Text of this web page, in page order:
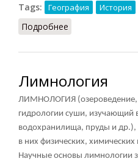
Tags:
География История
Подробнее
Лимнология
ЛИМНОЛОГИЯ (озероведение,
гидрологии суши, изучающий
водохранилища, пруды и др.),
в них физических,
Научные основы лимнологии